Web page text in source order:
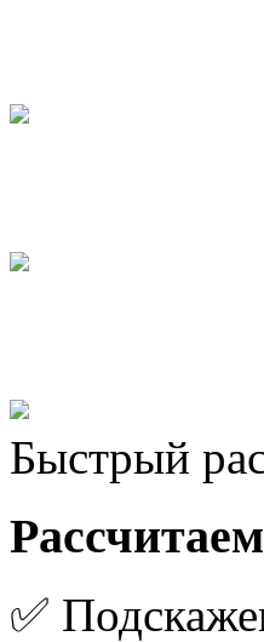
Быстрый
✅